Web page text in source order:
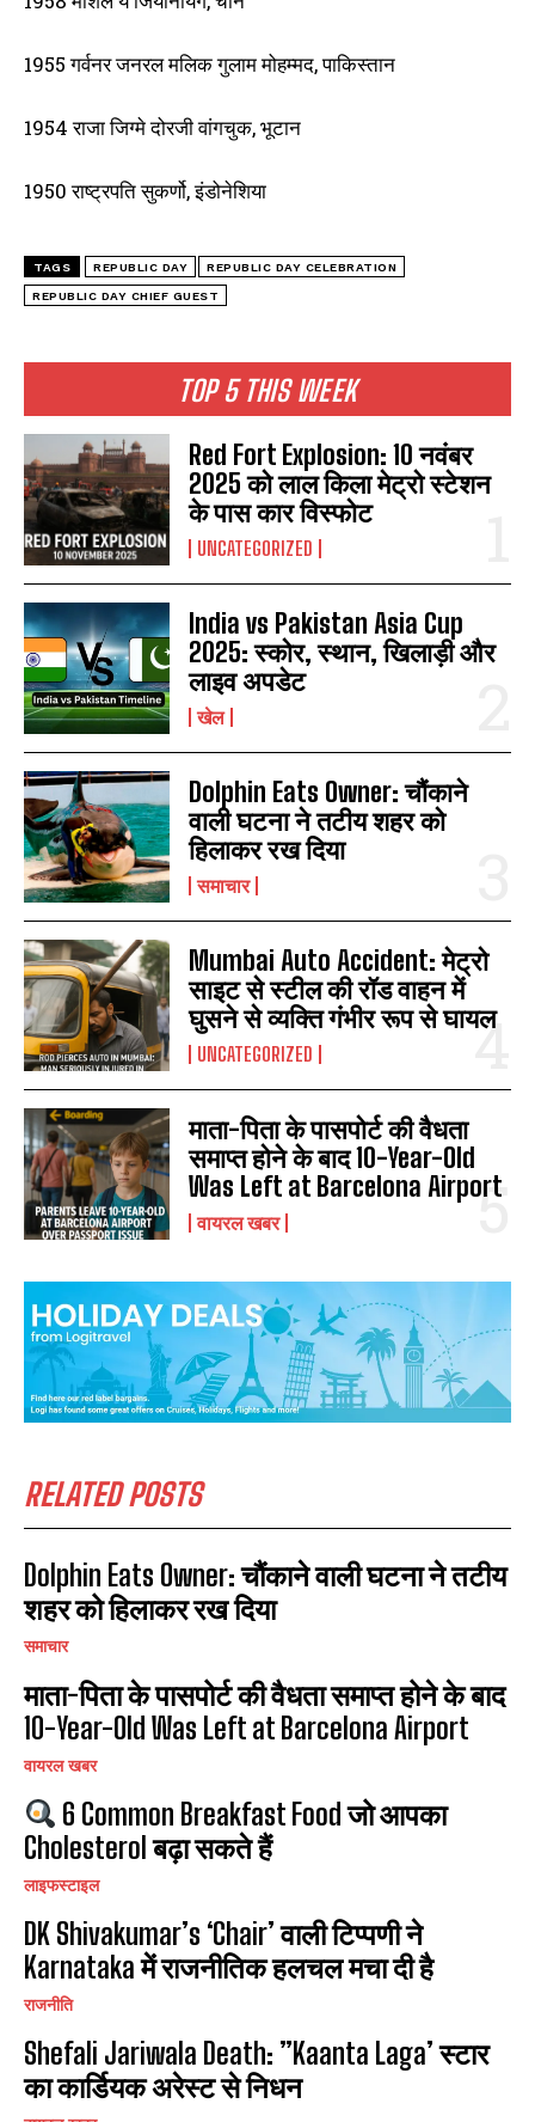
TOP 5 THIS WEEK
Red Fort Explosion: 10 नवंबर
2025 को लाल किला मेट्रो स्टेशन
के पास कार विस्फोट
UNCATEGORIZED
India vs Pakistan Asia Cup
2025: स्कोर, स्थान, खिलाड़ी और
लाइव अपडेट
खेल
Dolphin Eats Owner: चौंकाने
वाली घटना ने तटीय शहर को
हिलाकर रख दिया
समाचार
Mumbai Auto Accident: मेट्रो
साइट से स्टील की रॉड वाहन में
घुसने से व्यक्ति गंभीर रूप से घायल
UNCATEGORIZED
माता-पिता के पासपोर्ट की वैधता
समाप्त होने के बाद 10-Year-Old
Was Left at Barcelona Airport
वायरल खबर
RELATED POSTS
Dolphin Eats Owner: चौंकाने वाली घटना ने तटीय
शहर को हिलाकर रख दिया
समाचार
माता-पिता के पासपोर्ट की वैधता समाप्त होने के बाद
10-Year-Old Was Left at Barcelona Airport
वायरल खबर
6 Common Breakfast Food जो आपका
Cholesterol बढ़ा सकते हैं
लाइफस्टाइल
DK Shivakumar’s ‘Chair’ वाली टिप्पणी ने
Karnataka में राजनीतिक हलचल मचा दी है
राजनीति
Shefali Jariwala Death: ”Kaanta Laga’ स्टार
का कार्डियक अरेस्ट से निधन
1955 गर्वनर जनरल मलिक गुलाम मोहम्मद, पाकिस्तान
1954 राजा जिग्मे दोरजी वांगचुक, भूटान
1950 राष्ट्रपति सुकर्णो, इंडोनेशिया
TAGS REPUBLIC DAY REPUBLIC DAY CELEBRATION
REPUBLIC DAY CHIEF GUEST